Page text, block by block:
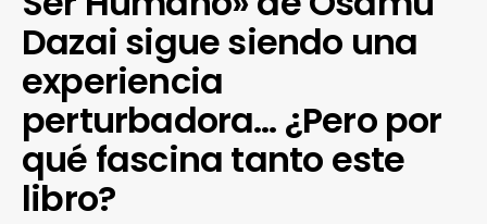
Dazai sigue siendo una
experiencia
perturbadora… ¿Pero por
qué fascina tanto este
libro?